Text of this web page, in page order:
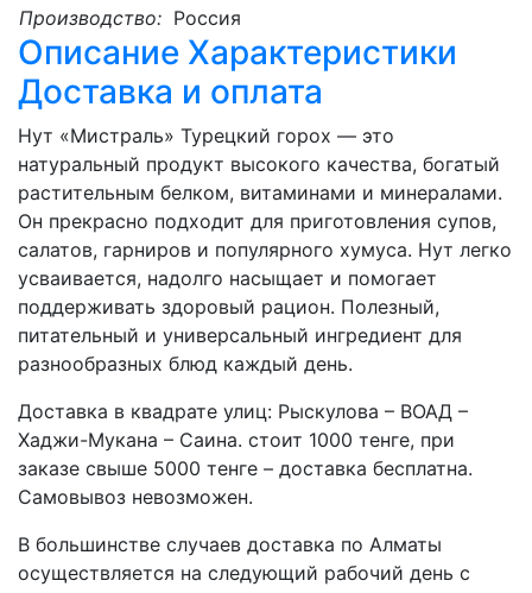
Производство: Россия
Описание Характеристики
Доставка и оплата
Нут «Мистраль» Турецкий горох — это
натуральный продукт высокого качества, богатый
растительным белком, витаминами и минералами.
Он прекрасно подходит для приготовления супов,
салатов, гарниров и популярного хумуса. Нут легко
усваивается, надолго насыщает и помогает
поддерживать здоровый рацион. Полезный,
питательный и универсальный ингредиент для
разнообразных блюд каждый день.
Доставка в квадрате улиц: Рыскулова – ВОАД –
Хаджи-Мукана – Саина. стоит 1000 тенге, при
заказе свыше 5000 тенге – доставка бесплатна.
Самовывоз невозможен.
В большинстве случаев доставка по Алматы
осуществляется на следующий рабочий день с